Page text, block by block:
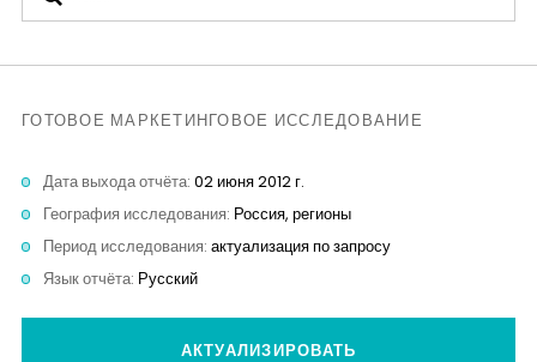
Контакты
ГОТОВОЕ МАРКЕТИНГОВОЕ ИССЛЕДОВАНИЕ
Дата выхода отчёта: 02 июня 2012 г.
География исследования: Россия, регионы
Период исследования: актуализация по запросу
Язык отчёта: Русский
АКТУАЛИЗИРОВАТЬ